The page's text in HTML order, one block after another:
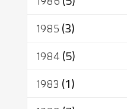
1985(3)
1984(5)
1983 (1)